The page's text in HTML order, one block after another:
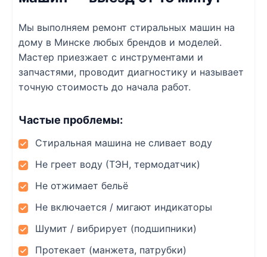
Мы выполняем ремонт стиральных машин на
дому в Минске любых брендов и моделей.
Мастер приезжает с инструментами и
запчастями, проводит диагностику и называет
точную стоимость до начала работ.
Частые проблемы:
Стиральная машина не сливает воду
Не греет воду (ТЭН, термодатчик)
Не отжимает бельё
Не включается / мигают индикаторы
Шумит / вибрирует (подшипники)
Протекает (манжета, патрубки)